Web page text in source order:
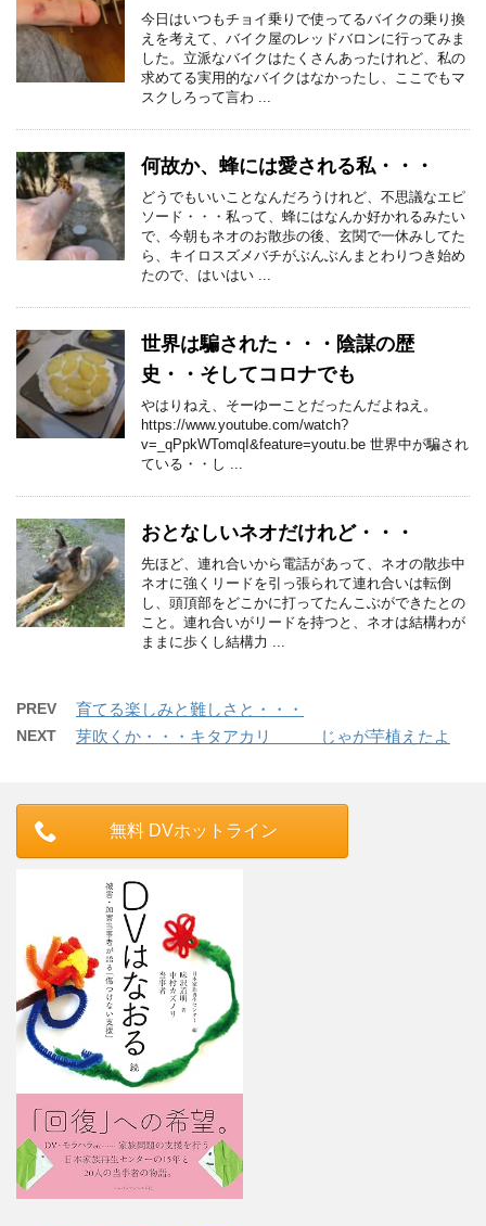
今日はいつもチョイ乗りで使ってるバイクの乗り換
えを考えて、バイク屋のレッドバロンに行ってみま
した。立派なバイクはたくさんあったけれど、私の
求めてる実用的なバイクはなかったし、ここでもマ
スクしろって言わ ...
何故か、蜂には愛される私・・・
どうでもいいことなんだろうけれど、不思議なエピ
ソード・・・私って、蜂にはなんか好かれるみたい
で、今朝もネオのお散歩の後、玄関で一休みしてた
ら、キイロスズメバチがぶんぶんまとわりつき始め
たので、はいはい ...
世界は騙された・・・陰謀の歴
史・・そしてコロナでも
やはりねえ、そーゆーことだったんだよねえ。
https://www.youtube.com/watch?
v=_qPpkWTomqI&feature=youtu.be 世界中が騙され
ている・・し ...
おとなしいネオだけれど・・・
先ほど、連れ合いから電話があって、ネオの散歩中
ネオに強くリードを引っ張られて連れ合いは転倒
し、頭頂部をどこかに打ってたんこぶができたとの
こと。連れ合いがリードを持つと、ネオは結構わが
ままに歩くし結構力 ...
PREV 育てる楽しみと難しさと・・・
NEXT 芽吹くか・・・キタアカリ じゃが芋植えたよ
無料 DVホットライン